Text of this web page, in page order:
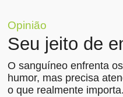
Opinião
Seu jeito de
O sanguíneo enfrenta
humor, mas precisa
o que realmente importa.